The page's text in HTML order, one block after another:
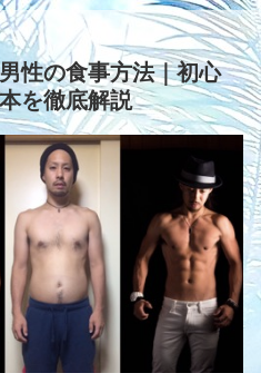
性の食事方法｜初心
を徹底解説